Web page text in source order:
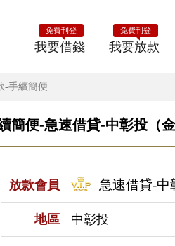
我要借錢
免費刊登
我要放款
免費刊登
-手續簡便
簡便-急速借貸-中彰投（金
放款會員 急速借貸-中
地區 中彰投